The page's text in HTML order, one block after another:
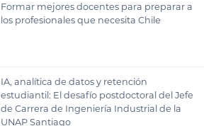
Formar mejores docentes para preparar a
los profesionales que necesita Chile
IA, analítica de datos y retención
estudiantil: El desafío postdoctoral del Jefe
de Carrera de Ingeniería Industrial de la
UNAP Santiago